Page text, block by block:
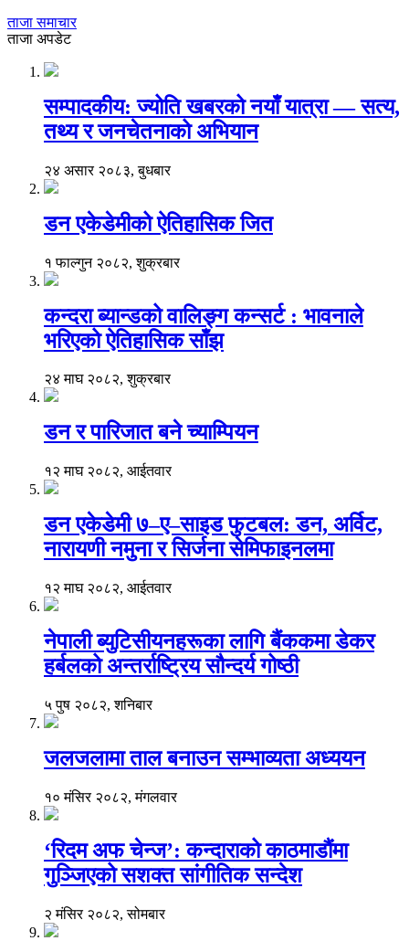
ताजा समाचार
ताजा अपडेट
सम्पादकीय: ज्योति खबरको नयाँ यात्रा — सत्य,
तथ्य र जनचेतनाको अभियान
२४ असार २०८३, बुधबार
डन एकेडेमीको ऐतिहासिक जित
१ फाल्गुन २०८२, शुक्रबार
कन्दरा ब्यान्डको वालिङ्ग कन्सर्ट : भावनाले
भरिएको ऐतिहासिक साँझ
२४ माघ २०८२, शुक्रबार
डन र पारिजात बने च्याम्पियन
१२ माघ २०८२, आईतवार
डन एकेडेमी ७–ए–साइड फुटबल: डन, अर्विट,
नारायणी नमुना र सिर्जना सेमिफाइनलमा
१२ माघ २०८२, आईतवार
नेपाली ब्युटिसीयनहरूका लागि बैंककमा डेकर
हर्बलको अन्तर्राष्ट्रिय सौन्दर्य गोष्ठी
५ पुष २०८२, शनिबार
जलजलामा ताल बनाउन सम्भाव्यता अध्ययन
१० मंसिर २०८२, मंगलवार
‘रिदम अफ चेन्ज’: कन्दाराको काठमाडौंमा
गुञ्जिएको सशक्त सांगीतिक सन्देश
२ मंसिर २०८२, सोमबार